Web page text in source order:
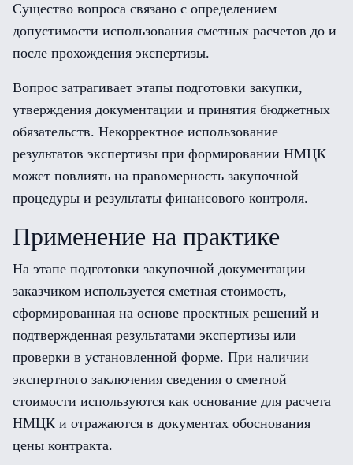
Существо вопроса связано с определением
допустимости использования сметных расчетов до и
после прохождения экспертизы.
Вопрос затрагивает этапы подготовки закупки,
утверждения документации и принятия бюджетных
обязательств. Некорректное использование
результатов экспертизы при формировании НМЦК
может повлиять на правомерность закупочной
процедуры и результаты финансового контроля.
Применение на практике
На этапе подготовки закупочной документации
заказчиком используется сметная стоимость,
сформированная на основе проектных решений и
подтвержденная результатами экспертизы или
проверки в установленной форме. При наличии
экспертного заключения сведения о сметной
стоимости используются как основание для расчета
НМЦК и отражаются в документах обоснования
цены контракта.